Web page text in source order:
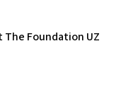
Foundation UZ